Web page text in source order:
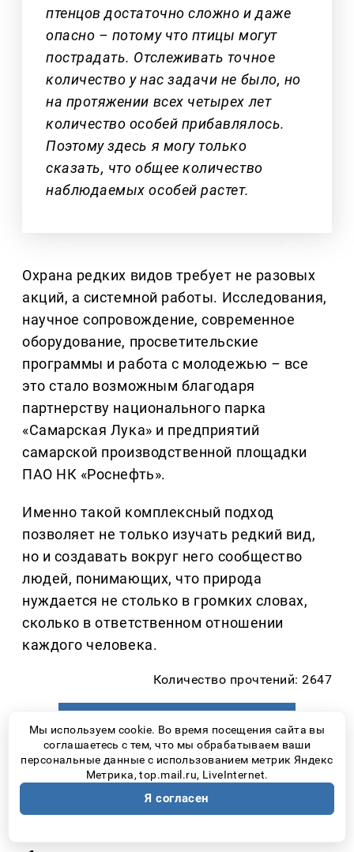
птенцов достаточно сложно и даже
опасно – потому что птицы могут
пострадать. Отслеживать точное
количество у нас задачи не было, но
на протяжении всех четырех лет
количество особей прибавлялось.
Поэтому здесь я могу только
сказать, что общее количество
наблюдаемых особей растет.
Охрана редких видов требует не разовых
акций, а системной работы. Исследования,
научное сопровождение, современное
оборудование, просветительские
программы и работа с молодежью – все
это стало возможным благодаря
партнерству национального парка
«Самарская Лука» и предприятий
самарской производственной площадки
ПАО НК «Роснефть».
Именно такой комплексный подход
позволяет не только изучать редкий вид,
но и создавать вокруг него сообщество
людей, понимающих, что природа
нуждается не столько в громких словах,
сколько в ответственном отношении
каждого человека.
Количество прочтений: 2647
Новости Самары день назад
Мы используем cookie. Во время посещения сайта вы
соглашаетесь с тем, что мы обрабатываем ваши
персональные данные с использованием метрик Яндекс
Метрика, top.mail.ru, LiveInternet.
Я согласен